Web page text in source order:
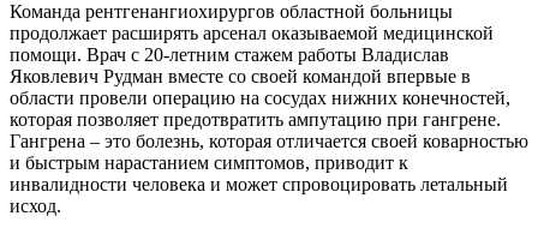
Команда рентгенангиохирургов областной больницы
продолжает расширять арсенал оказываемой медицинской
помощи. Врач с 20-летним стажем работы Владислав
Яковлевич Рудман вместе со своей командой впервые в
области провели операцию на сосудах нижних конечностей,
которая позволяет предотвратить ампутацию при гангрене.
Гангрена – это болезнь, которая отличается своей коварностью
и быстрым нарастанием симптомов, приводит к
инвалидности человека и может спровоцировать летальный
исход.